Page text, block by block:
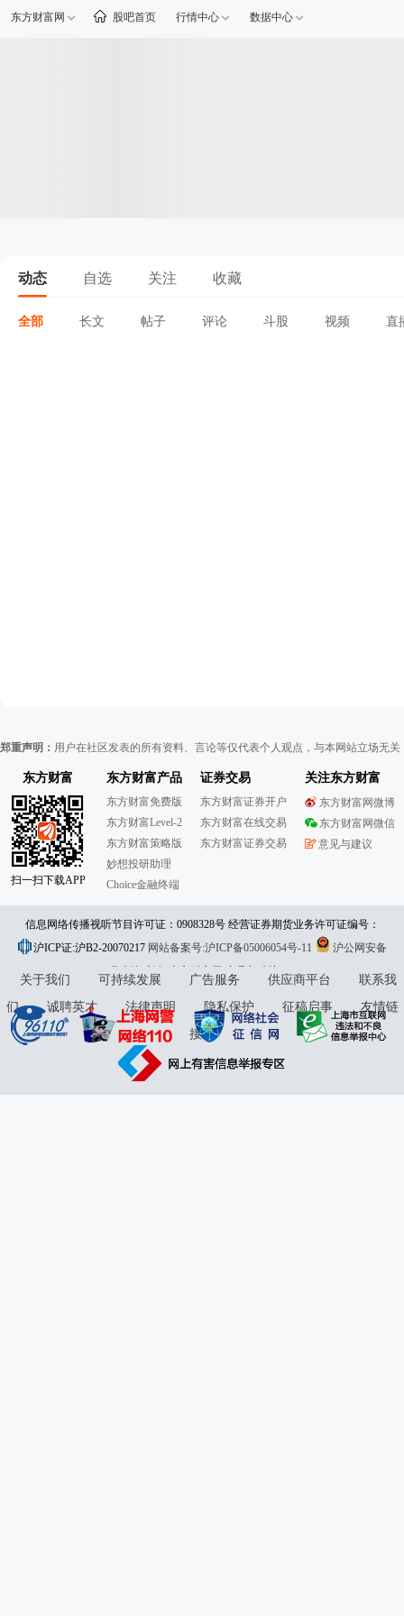
东方财富网 股吧首页 行情中心 数据中心
动态 自选 关注 收藏
全部 长文 帖子 评论 斗股 视频 直
郑重声明： 用户在社区发表的所有资料、言论等仅代表个人观点，与本网站立场无
东方财富
扫一扫下载APP
东方财富产品
东方财富免费版
东方财富Level-2
东方财富策略版
妙想投研助理
Choice金融终端
证券交易
东方财富证券开户
东方财富在线交易
东方财富证券交易
关注东方财富
东方财富网微博
东方财富网微信
意见与建议
信息网络传播视听节目许可证：0908328号 经营证券期货业务许可证编号：
913101046312860336 违法和不良信息举报:021-61278686 举报邮箱：
jubao@eastmoney.com
沪ICP证:沪B2-20070217 网站备案号:沪ICP备05006054号-11
沪公网安备
31010402000120号版权所有:东方财富网意见与建议:4000300059/952500
关于我们 可持续发展 广告服务 供应商平台
联系我
们
诚聘英才 法律声明 隐私保护 征稿启事
友情链
接